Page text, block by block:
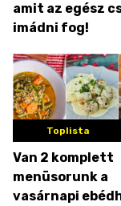
amit az egész
imádni fog!
Toplista
Van 2 komplett
menüsorunk a
vasárnapi